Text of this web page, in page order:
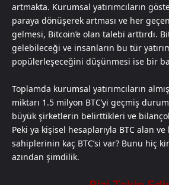
artmakta. Kurumsal yatırımcıların
paraya dönüşerek artması ve her
gelmesi, Bitcoin’e olan talebi arttırdı.
gelebileceği ve insanların bu tür
popülerleşeceğini düşünmesi ise bir
Toplamda kurumsal yatırımcıların
miktarı 1.5 milyon BTC’yi geçmiş
büyük şirketlerin belirttikleri ve
Peki ya kişisel hesaplarıyla BTC alan
sahiplerinin kaç BTC’si var? Bunu hiç
azından şimdilik.